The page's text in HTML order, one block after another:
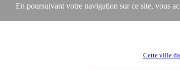
En poursuivant votre navigation sur ce site, vous
Cette ville